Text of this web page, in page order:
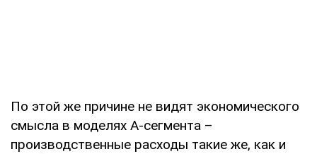
По этой же причине не видят экономического
смысла в моделях А-сегмента –
производственные расходы такие же, как и